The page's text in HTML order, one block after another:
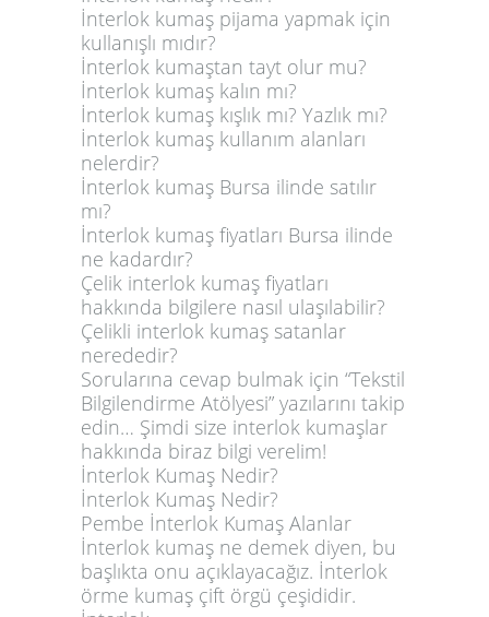
İnterlok kumaş pijama yapmak için
kullanışlı mıdır?
İnterlok kumaştan tayt olur mu?
İnterlok kumaş kalın mı?
İnterlok kumaş kışlık mı? Yazlık mı?
İnterlok kumaş kullanım alanları
nelerdir?
İnterlok kumaş Bursa ilinde satılır
mı?
İnterlok kumaş fiyatları Bursa ilinde
ne kadardır?
Çelik interlok kumaş fiyatları
hakkında bilgilere nasıl ulaşılabilir?
Çelikli interlok kumaş satanlar
nerededir?
Sorularına cevap bulmak için “Tekstil
Bilgilendirme Atölyesi” yazılarını takip
edin… Şimdi size interlok kumaşlar
hakkında biraz bilgi verelim!
İnterlok Kumaş Nedir?
İnterlok Kumaş Nedir?
Pembe İnterlok Kumaş Alanlar
İnterlok kumaş ne demek diyen, bu
başlıkta onu açıklayacağız. İnterlok
örme kumaş çift örgü çeşididir.